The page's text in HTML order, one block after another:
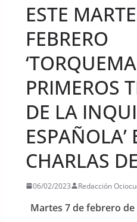
ESTE
FEBRERO
PRIMEROS
DE LA
ESPAÑOLA’
CHARLAS
06/02/2023 Redacción
Martes 7 de febrero de